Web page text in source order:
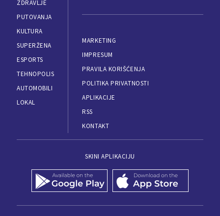
ZDRAVLJE
PUTOVANJA
KULTURA
SUPERŽENA
ESPORTS
TEHNOPOLIS
AUTOMOBILI
LOKAL
MARKETING
IMPRESUM
PRAVILA KORIŠĆENJA
POLITIKA PRIVATNOSTI
APLIKACIJE
RSS
KONTAKT
SKINI APLIKACIJU